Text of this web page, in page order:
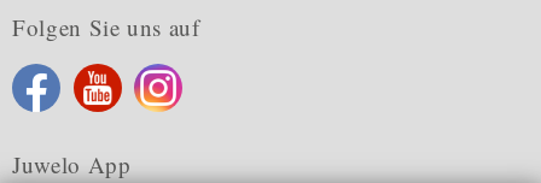
Folgen Sie uns auf
Juwelo App